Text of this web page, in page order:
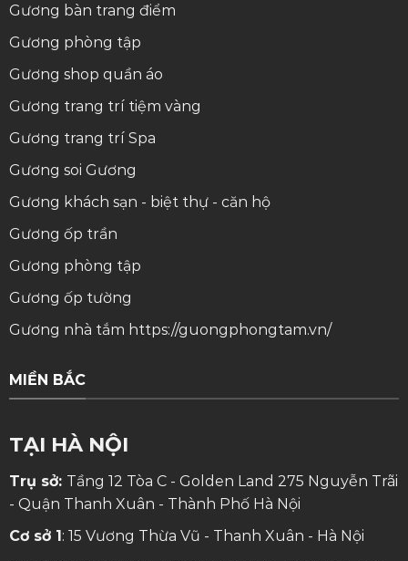
Gương bàn trang điểm
Gương phòng tập
Gương shop quần áo
Gương trang trí tiệm vàng
Gương trang trí Spa
Gương soi Gương
Gương khách sạn - biệt thự - căn hộ
Gương ốp trần
Gương phòng tập
Gương ốp tường
Gương nhà tắm https://guongphongtam.vn/
MIỀN BẮC
TẠI HÀ NỘI
Trụ sở: Tầng 12 Tòa C - Golden Land 275 Nguyễn Trãi
- Quận Thanh Xuân - Thành Phố Hà Nội
Cơ sở 1: 15 Vương Thừa Vũ - Thanh Xuân - Hà Nội